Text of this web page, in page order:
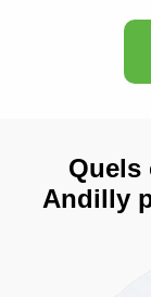
Quels
Andilly